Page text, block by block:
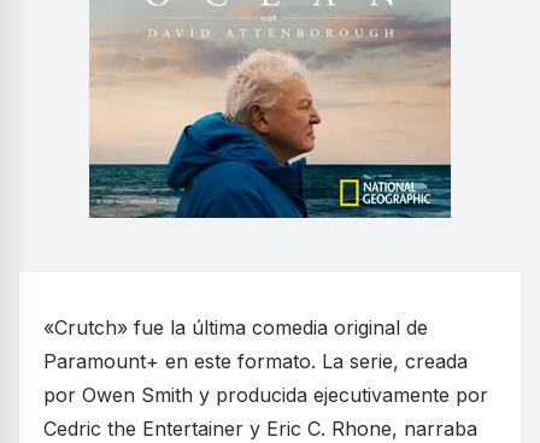
«Crutch» fue la última comedia original de
Paramount+ en este formato. La serie, creada
por Owen Smith y producida ejecutivamente por
Cedric the Entertainer y Eric C. Rhone, narraba